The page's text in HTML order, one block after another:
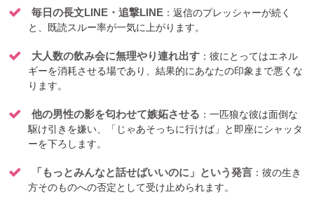
毎日の長文LINE・追撃LINE：返信のプレッシャーが続く
と、既読スルー率が一気に上がります。
大人数の飲み会に無理やり連れ出す：彼にとってはエネル
ギーを消耗させる場であり、結果的にあなたの印象まで悪くな
ります。
他の男性の影を匂わせて嫉妬させる ：一匹狼な彼は面倒な
駆け引きを嫌い、「じゃあそっちに行けば」と即座にシャッタ
ーを下ろします。
「もっとみんなと話せばいいのに」という発言：彼の生き
方そのものへの否定として受け止められます。